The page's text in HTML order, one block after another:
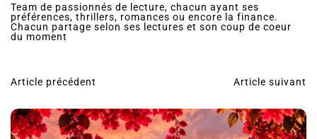
Team de passionnés de lecture, chacun ayant ses
préférences, thrillers, romances ou encore la finance.
Chacun partage selon ses lectures et son coup de coeur
du moment
N
a
v
Article précédent Article suivant